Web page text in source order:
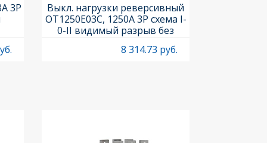
3P
Выкл. нагрузки реверсивный
OT1250E03C, 1250A 3P схема I-
0-II видимый разрыв без
рукоятки
8 314.73 руб.